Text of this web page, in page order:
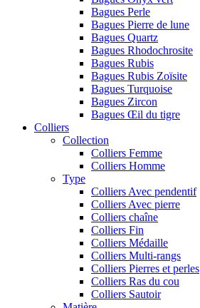
Bagues Perle
Bagues Pierre de lune
Bagues Quartz
Bagues Rhodochrosite
Bagues Rubis
Bagues Rubis Zoïsite
Bagues Turquoise
Bagues Zircon
Bagues Œil du tigre
Colliers
Collection
Colliers Femme
Colliers Homme
Type
Colliers Avec pendentif
Colliers Avec pierre
Colliers chaîne
Colliers Fin
Colliers Médaille
Colliers Multi-rangs
Colliers Pierres et perles
Colliers Ras du cou
Colliers Sautoir